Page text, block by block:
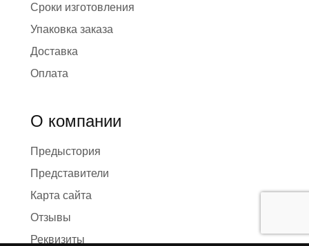
Сроки изготовления
Упаковка заказа
Доставка
Оплата
О компании
Предыстория
Представители
Карта сайта
Отзывы
Реквизиты